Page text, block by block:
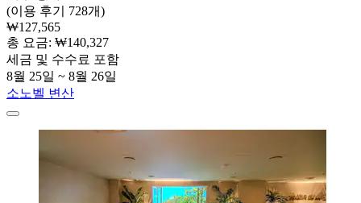
(이용 후기 728개)
₩127,565
총 요금: ₩140,327
세금 및 수수료 포함
8월 25일 ~ 8월 26일
소노벨 변산